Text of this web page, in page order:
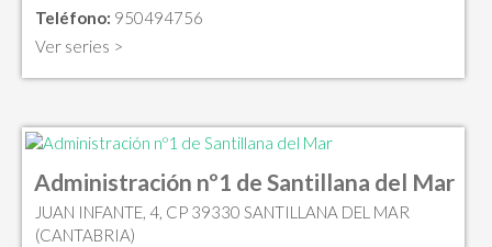
Teléfono: 950494756
Ver series >
Administración nº1 de Santillana del Mar
JUAN INFANTE, 4, CP 39330 SANTILLANA DEL MAR
(CANTABRIA)